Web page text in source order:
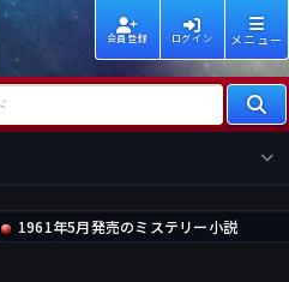
会員登録 ログイン メニュー
新着
レビュー
新刊
情報
1961年5月発売のミステリー小説